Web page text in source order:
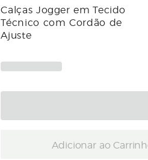
Calças Jogger em Tecido
Técnico com Cordão de
Ajuste
Adicionar ao